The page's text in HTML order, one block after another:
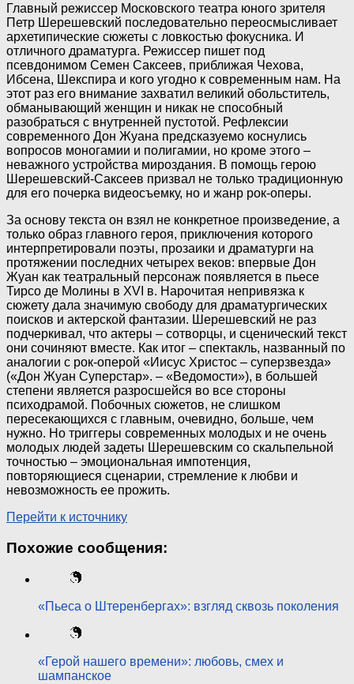
Главный режиссер Московского театра юного зрителя
Петр Шерешевский последовательно переосмысливает
архетипические сюжеты с ловкостью фокусника. И
отличного драматурга. Режиссер пишет под
псевдонимом Семен Саксеев, приближая Чехова,
Ибсена, Шекспира и кого угодно к современным нам. На
этот раз его внимание захватил великий обольститель,
обманывающий женщин и никак не способный
разобраться с внутренней пустотой. Рефлексии
современного Дон Жуана предсказуемо коснулись
вопросов моногамии и полигамии, но кроме этого –
неважного устройства мироздания. В помощь герою
Шерешевский-Саксеев призвал не только традиционную
для его почерка видеосъемку, но и жанр рок-оперы.
За основу текста он взял не конкретное произведение, а
только образ главного героя, приключения которого
интерпретировали поэты, прозаики и драматурги на
протяжении последних четырех веков: впервые Дон
Жуан как театральный персонаж появляется в пьесе
Тирсо де Молины в XVI в. Нарочитая непривязка к
сюжету дала значимую свободу для драматургических
поисков и актерской фантазии. Шерешевский не раз
подчеркивал, что актеры – сотворцы, и сценический текст
они сочиняют вместе. Как итог – спектакль, названный по
аналогии с рок-оперой «Иисус Христос – суперзвезда»
(«Дон Жуан Суперстар». – «Ведомости»), в большей
степени является разросшейся во все стороны
психодрамой. Побочных сюжетов, не слишком
пересекающихся с главным, очевидно, больше, чем
нужно. Но триггеры современных молодых и не очень
молодых людей задеты Шерешевским со скальпельной
точностью – эмоциональная импотенция,
повторяющиеся сценарии, стремление к любви и
невозможность ее прожить.
Перейти к источнику
Похожие сообщения:
«Пьеса о Штеренбергах»: взгляд сквозь поколения
«Герой нашего времени»: любовь, смех и
шампанское